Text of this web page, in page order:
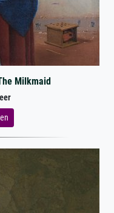
Milkmaid